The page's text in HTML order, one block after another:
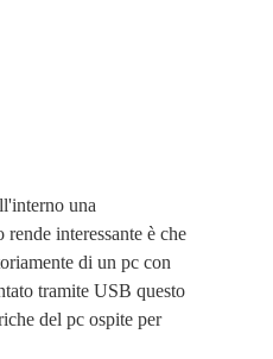
una
interessante è che
di un pc con
tramite USB questo
del pc ospite per